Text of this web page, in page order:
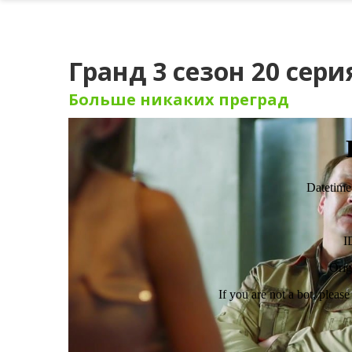
Гранд 3 сезон 20
Больше никаких преград